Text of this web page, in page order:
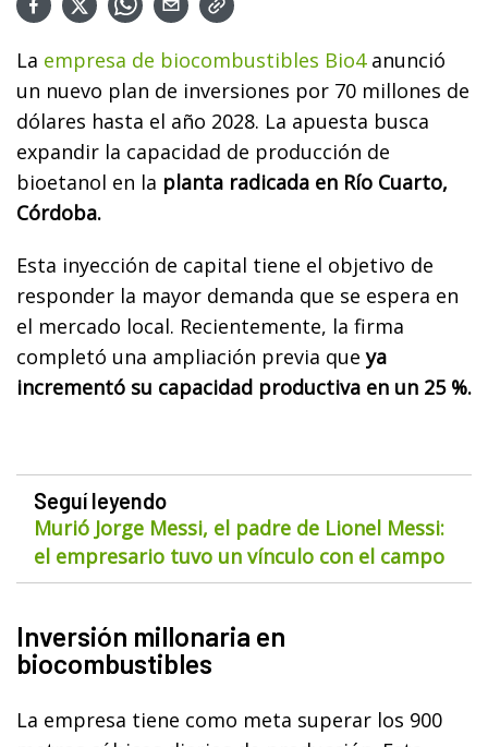
La empresa de biocombustibles Bio4anunció
un nuevo plan de inversiones por 70 millones de
dólares hasta el año 2028. La apuesta busca
expandir la capacidad de producción de
bioetanol en la planta radicada en Río Cuarto,
Córdoba.
Esta inyección de capital tiene el objetivo de
responder la mayor demanda que se espera en
el mercado local. Recientemente, la firma
completó una ampliación previa queya
incrementó su capacidad productiva en un 25 %.
Seguí leyendo
Murió Jorge Messi, el padre de Lionel Messi:
el empresario tuvo un vínculo con el campo
Inversión millonaria en
biocombustibles
La empresa tiene como meta superar los 900